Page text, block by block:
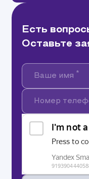
Есть
Оставьте
Ваше имя *
Номер